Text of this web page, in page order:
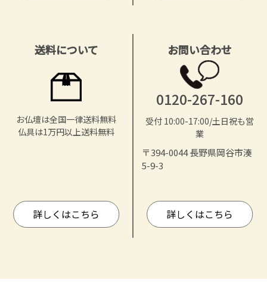
送料について
お仏壇は全国一律送料無料
仏具は1万円以上送料無料
詳しくはこちら
お問い合わせ
0120-267-160
受付 10:00-17:00/土日祝も営
業
〒394-0044 長野県岡谷市湊
5-9-3
詳しくはこちら